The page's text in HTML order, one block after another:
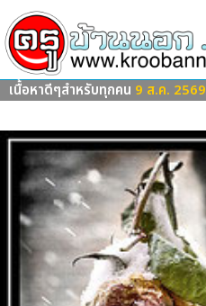
เนื้อหาดีๆสำหรับทุกคน 9 ส.ค. 2569